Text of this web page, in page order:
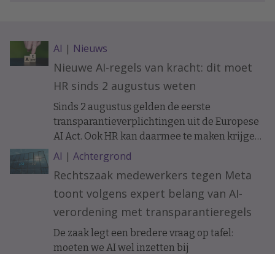
AI | Nieuws
Nieuwe AI-regels van kracht: dit moet
HR sinds 2 augustus weten
Sinds 2 augustus gelden de eerste
transparantieverplichtingen uit de Europese
AI Act. Ook HR kan daarmee te maken krijgen.
Bijvoorbeeld als sollicitanten of medewerkers
communiceren met een AI-chatbot. Wat
verandert er precies en wanneer moet je
mensen informeren?
AI | Achtergrond
Rechtszaak medewerkers tegen Meta
toont volgens expert belang van AI-
verordening met transparantieregels
De zaak legt een bredere vraag op tafel:
moeten we AI wel inzetten bij